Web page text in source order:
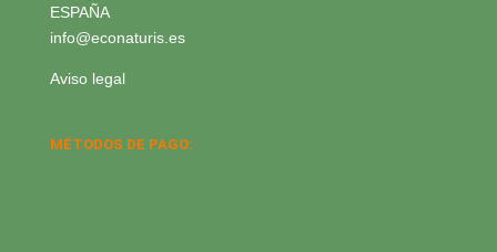
ESPAÑA
info@econaturis.es
Aviso legal
MÉTODOS DE PAGO: